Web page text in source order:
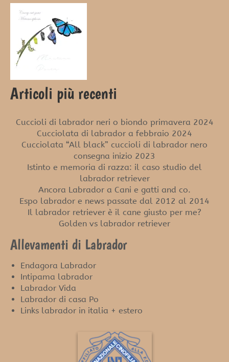
Articoli più recenti
Cuccioli di labrador neri o biondo primavera 2024
Cucciolata di labrador a febbraio 2024
Cucciolata “All black” cuccioli di labrador nero
consegna inizio 2023
Istinto e memoria di razza: il caso studio del
labrador retriever
Ancora Labrador a Cani e gatti and co.
Espo labrador e news passate dal 2012 al 2014
Il labrador retriever è il cane giusto per me?
Golden vs labrador retriever
Allevamenti di Labrador
Endagora Labrador
Intipama labrador
Labrador Vida
Labrador di casa Po
Links labrador in italia + estero